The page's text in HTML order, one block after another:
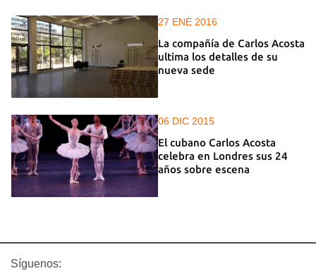
27 ENE 2016
La compañía de Carlos Acosta
ultima los detalles de su
nueva sede
06 DIC 2015
El cubano Carlos Acosta
celebra en Londres sus 24
años sobre escena
Síguenos: